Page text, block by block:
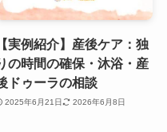
【実例紹介】産後ケア：独
の時間の確保・沐浴・産
ドゥーラの相談
2025年6月21日 2026年6月8日